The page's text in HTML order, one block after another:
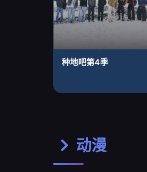
种地吧第4季
动漫